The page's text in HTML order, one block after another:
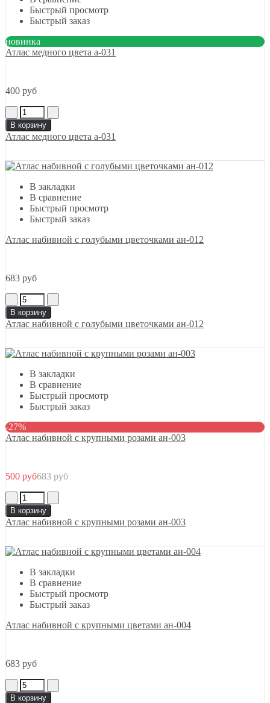
Быстрый просмотр
Быстрый заказ
новинка
Атлас медного цвета а-031
400 руб
В корзину
Атлас медного цвета а-031
В закладки
В сравнение
Быстрый просмотр
Быстрый заказ
Атлас набивной с голубыми цветочками ан-012
683 руб
В корзину
Атлас набивной с голубыми цветочками ан-012
В закладки
В сравнение
Быстрый просмотр
Быстрый заказ
-27%
Атлас набивной с крупными розами ан-003
500 руб683 руб
В корзину
Атлас набивной с крупными розами ан-003
В закладки
В сравнение
Быстрый просмотр
Быстрый заказ
Атлас набивной с крупными цветами ан-004
683 руб
В корзину